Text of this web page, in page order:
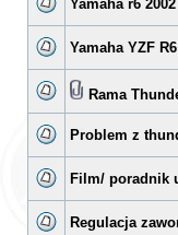
Yamaha r6
Yamaha YZF
Rama
Problem z
Film/ poradnik
Regulacja